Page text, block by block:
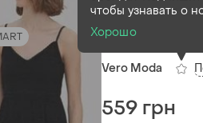
Деактивирован1 шт
Женское
Vero Moda
чтобы узнавать о
Хорошо
559 грн